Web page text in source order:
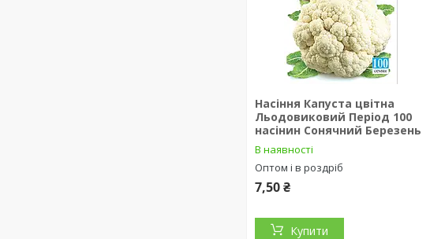
Насіння Капуста цвітна
Льодовиковий Період 100
насінин Сонячний Березень
В наявності
Оптом і в роздріб
7,50 ₴
Купити